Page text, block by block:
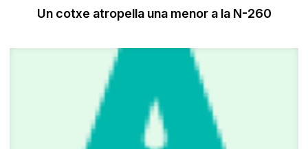
Un cotxe atropella una menor a la N-260